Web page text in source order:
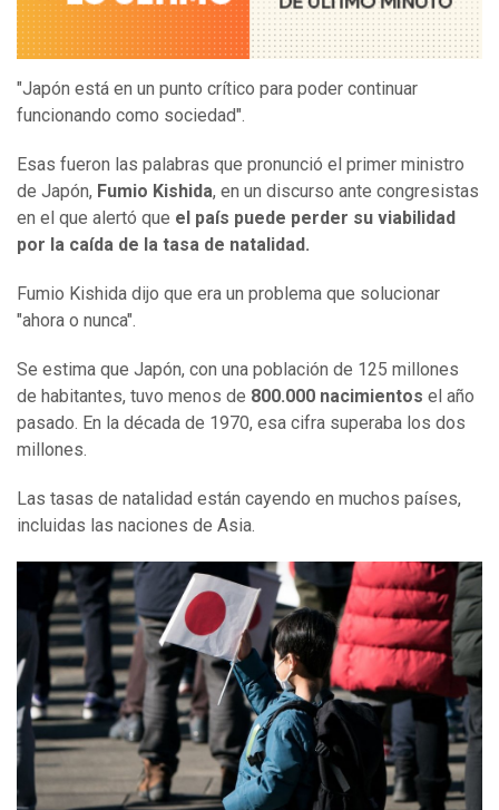
"Japón está en un punto crítico para poder continuar
funcionando como sociedad".
Esas fueron las palabras que pronunció el primer ministro
de Japón, Fumio Kishida, en un discurso ante congresistas
en el que alertó que el país puede perder su viabilidad
por la caída de la tasa de natalidad.
Fumio Kishida dijo que era un problema que solucionar
"ahora o nunca".
Se estima que Japón, con una población de 125 millones
de habitantes, tuvo menos de 800.000 nacimientos el año
pasado. En la década de 1970, esa cifra superaba los dos
millones.
Las tasas de natalidad están cayendo en muchos países,
incluidas las naciones de Asia.